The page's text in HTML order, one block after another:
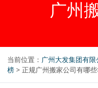
广州
当前位置： 广州大发集团有限
榜 > 正规广州搬家公司有哪